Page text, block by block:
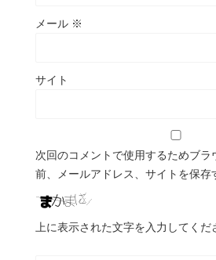
メール ※
サイト
次回のコメントで使用するためブラ
前、メールアドレス、サイトを保存
上に表示された文字を入力してくだ